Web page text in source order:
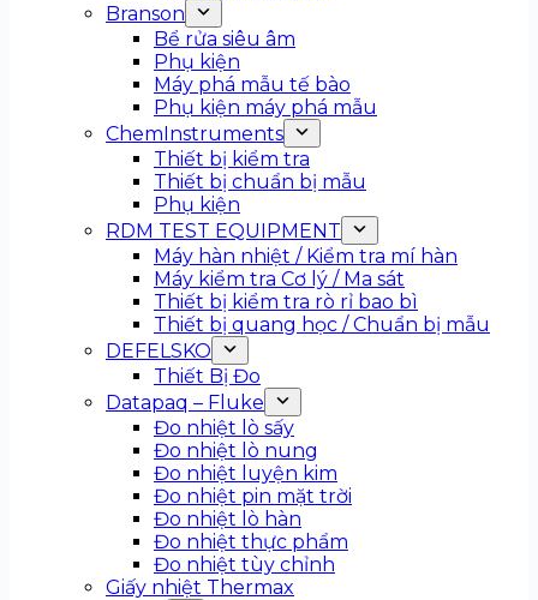
Branson
Bể rửa siêu âm
Phụ kiện
Máy phá mẫu tế bào
Phụ kiện máy phá mẫu
ChemInstruments
Thiết bị kiểm tra
Thiết bị chuẩn bị mẫu
Phụ kiện
RDM TEST EQUIPMENT
Máy hàn nhiệt / Kiểm tra mí hàn
Máy kiểm tra Cơ lý / Ma sát
Thiết bị kiểm tra rò rỉ bao bì
Thiết bị quang học / Chuẩn bị mẫu
DEFELSKO
Thiết Bị Đo
Datapaq – Fluke
Đo nhiệt lò sấy
Đo nhiệt lò nung
Đo nhiệt luyện kim
Đo nhiệt pin mặt trời
Đo nhiệt lò hàn
Đo nhiệt thực phẩm
Đo nhiệt tùy chỉnh
Giấy nhiệt Thermax